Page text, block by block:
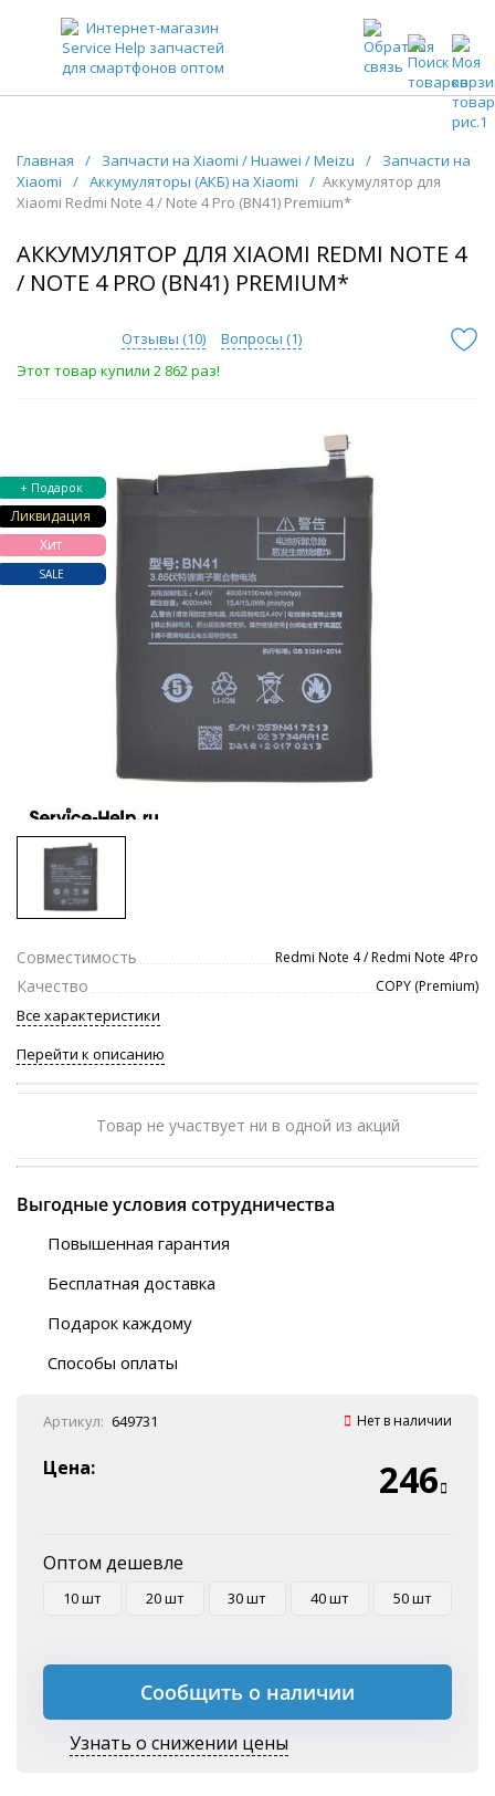
ЗАПЧАСТИ ДЛЯ ТЕЛЕФОНОВ ОПТОМ
Главная / Запчасти на Xiaomi / Huawei / Meizu /
Запчасти на
Xiaomi
/ Аккумуляторы (АКБ) на Xiaomi / Аккумулятор для
Xiaomi Redmi Note 4 / Note 4 Pro (BN41) Premium*
АККУМУЛЯТОР ДЛЯ XIAOMI REDMI NOTE 4
/ NOTE 4 PRO (BN41) PREMIUM*
Отзывы (10) Вопросы (1)
Этот товар купили 2 862 раз!
+ Подарок
Ликвидация
Хит
SALE
Совместимость Redmi Note 4 / Redmi Note 4Pro
Качество COPY (Premium)
Все характеристики
Перейти к описанию
Товар не участвует ни в одной из акций
Выгодные условия сотрудничества
Повышенная гарантия
Бесплатная доставка
Автобусы (по ЮФО)
“BlaBlaCar” (по ЮФО)
Подарок каждому
Способы оплаты
Наличные
Эквайринг
Артикул: 649731 Нет в наличии
Цена: 246
Оптом дешевле
10 шт 20 шт 30 шт 40 шт 50 шт
Сообщить о наличии
Узнать о снижении цены